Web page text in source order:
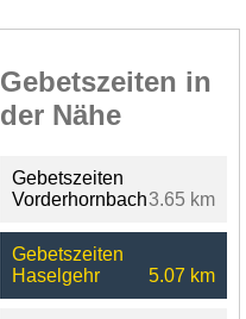
Gebetszeiten in
der Nähe
Gebetszeiten
Vorderhornbach3.65 km
Gebetszeiten
Haselgehr
5.07 km